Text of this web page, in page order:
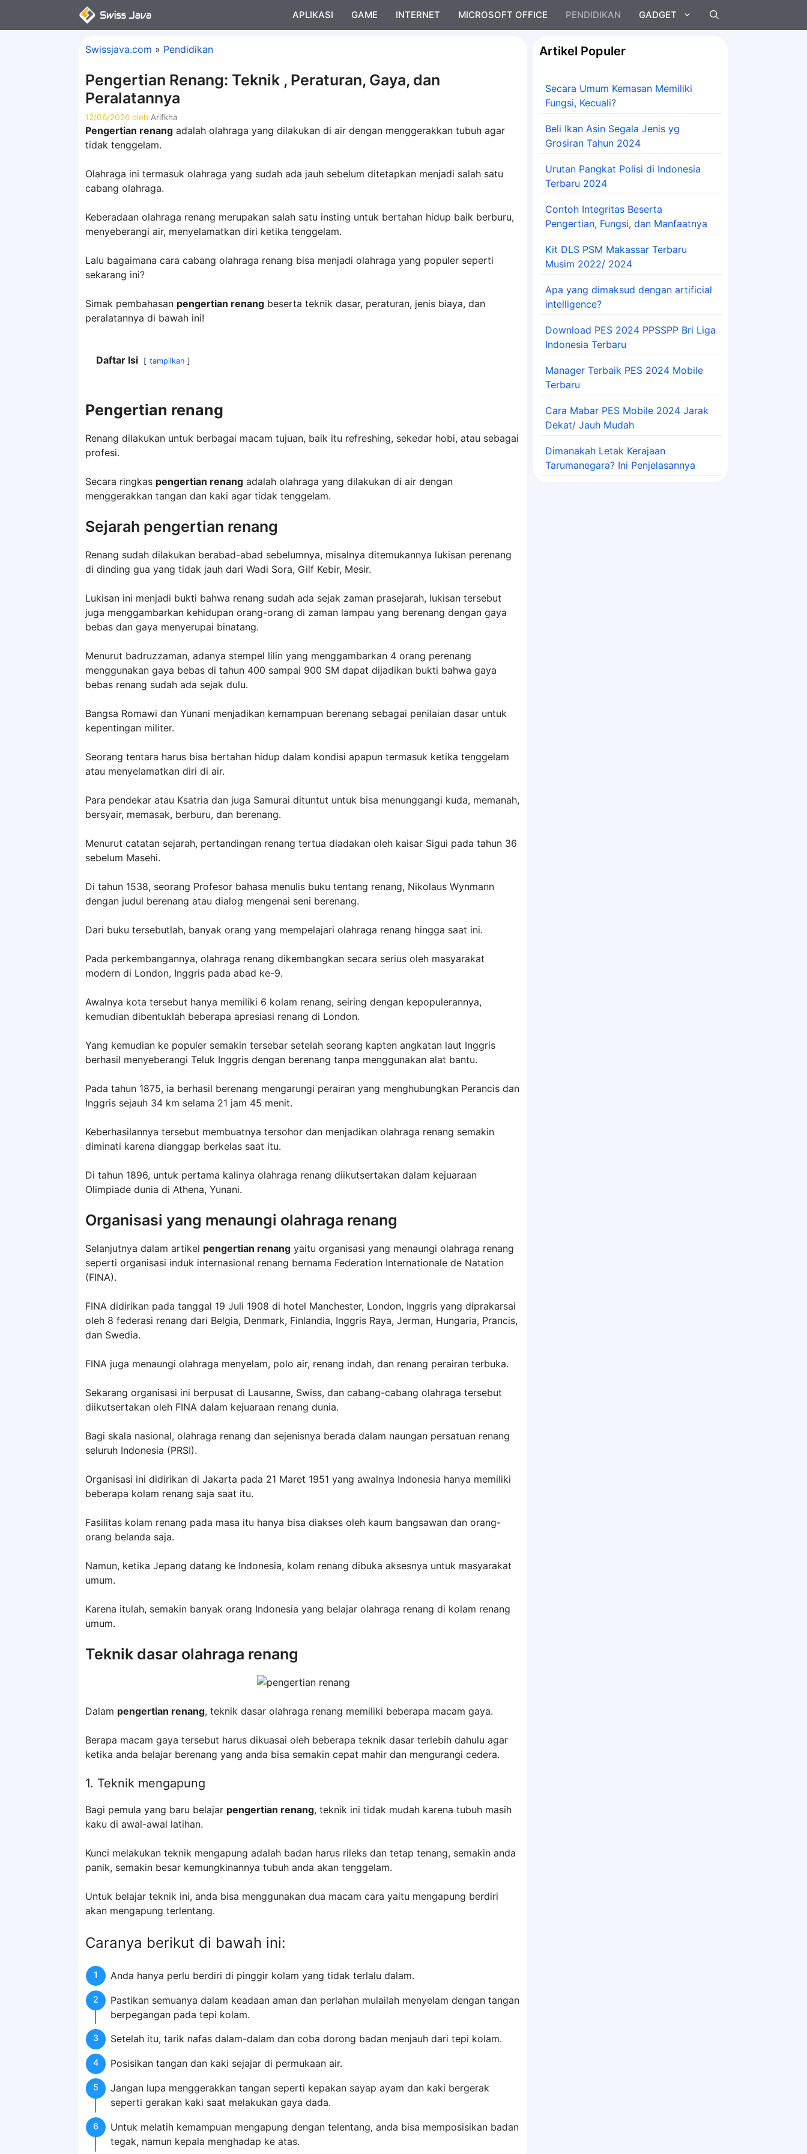
APLIKASI GAME INTERNET MICROSOFT OFFICE PENDIDIKAN GADGET
Swissjava.com » Pendidikan
Pengertian Renang: Teknik , Peraturan, Gaya, dan
Peralatannya
12/06/2026 oleh Arifkha
Pengertian renang adalah olahraga yang dilakukan di air dengan menggerakkan tubuh agar
tidak tenggelam.
Olahraga ini termasuk olahraga yang sudah ada jauh sebelum ditetapkan menjadi salah satu
cabang olahraga.
Keberadaan olahraga renang merupakan salah satu insting untuk bertahan hidup baik berburu,
menyeberangi air, menyelamatkan diri ketika tenggelam.
Lalu bagaimana cara cabang olahraga renang bisa menjadi olahraga yang populer seperti
sekarang ini?
Simak pembahasan pengertian renang beserta teknik dasar, peraturan, jenis biaya, dan
peralatannya di bawah ini!
Daftar Isi tampilkan
Pengertian renang
Renang dilakukan untuk berbagai macam tujuan, baik itu refreshing, sekedar hobi, atau sebagai
profesi.
Secara ringkas pengertian renang adalah olahraga yang dilakukan di air dengan
menggerakkan tangan dan kaki agar tidak tenggelam.
Sejarah pengertian renang
Renang sudah dilakukan berabad-abad sebelumnya, misalnya ditemukannya lukisan perenang
di dinding gua yang tidak jauh dari Wadi Sora, Gilf Kebir, Mesir.
Lukisan ini menjadi bukti bahwa renang sudah ada sejak zaman prasejarah, lukisan tersebut
juga menggambarkan kehidupan orang-orang di zaman lampau yang berenang dengan gaya
bebas dan gaya menyerupai binatang.
Menurut badruzzaman, adanya stempel lilin yang menggambarkan 4 orang perenang
menggunakan gaya bebas di tahun 400 sampai 900 SM dapat dijadikan bukti bahwa gaya
bebas renang sudah ada sejak dulu.
Bangsa Romawi dan Yunani menjadikan kemampuan berenang sebagai penilaian dasar untuk
kepentingan militer.
Seorang tentara harus bisa bertahan hidup dalam kondisi apapun termasuk ketika tenggelam
atau menyelamatkan diri di air.
Para pendekar atau Ksatria dan juga Samurai dituntut untuk bisa menunggangi kuda, memanah,
bersyair, memasak, berburu, dan berenang.
Menurut catatan sejarah, pertandingan renang tertua diadakan oleh kaisar Sigui pada tahun 36
sebelum Masehi.
Di tahun 1538, seorang Profesor bahasa menulis buku tentang renang, Nikolaus Wynmann
dengan judul berenang atau dialog mengenai seni berenang.
Dari buku tersebutlah, banyak orang yang mempelajari olahraga renang hingga saat ini.
Pada perkembangannya, olahraga renang dikembangkan secara serius oleh masyarakat
modern di London, Inggris pada abad ke-9.
Awalnya kota tersebut hanya memiliki 6 kolam renang, seiring dengan kepopulerannya,
kemudian dibentuklah beberapa apresiasi renang di London.
Yang kemudian ke populer semakin tersebar setelah seorang kapten angkatan laut Inggris
berhasil menyeberangi Teluk Inggris dengan berenang tanpa menggunakan alat bantu.
Pada tahun 1875, ia berhasil berenang mengarungi perairan yang menghubungkan Perancis dan
Inggris sejauh 34 km selama 21 jam 45 menit.
Keberhasilannya tersebut membuatnya tersohor dan menjadikan olahraga renang semakin
diminati karena dianggap berkelas saat itu.
Di tahun 1896, untuk pertama kalinya olahraga renang diikutsertakan dalam kejuaraan
Olimpiade dunia di Athena, Yunani.
Organisasi yang menaungi olahraga renang
Selanjutnya dalam artikel pengertian renang yaitu organisasi yang menaungi olahraga renang
seperti organisasi induk internasional renang bernama Federation Internationale de Natation
(FINA).
FINA didirikan pada tanggal 19 Juli 1908 di hotel Manchester, London, Inggris yang diprakarsai
oleh 8 federasi renang dari Belgia, Denmark, Finlandia, Inggris Raya, Jerman, Hungaria, Prancis,
dan Swedia.
FINA juga menaungi olahraga menyelam, polo air, renang indah, dan renang perairan terbuka.
Sekarang organisasi ini berpusat di Lausanne, Swiss, dan cabang-cabang olahraga tersebut
diikutsertakan oleh FINA dalam kejuaraan renang dunia.
Bagi skala nasional, olahraga renang dan sejenisnya berada dalam naungan persatuan renang
seluruh Indonesia (PRSI).
Organisasi ini didirikan di Jakarta pada 21 Maret 1951 yang awalnya Indonesia hanya memiliki
beberapa kolam renang saja saat itu.
Fasilitas kolam renang pada masa itu hanya bisa diakses oleh kaum bangsawan dan orang-
orang belanda saja.
Namun, ketika Jepang datang ke Indonesia, kolam renang dibuka aksesnya untuk masyarakat
umum.
Karena itulah, semakin banyak orang Indonesia yang belajar olahraga renang di kolam renang
umum.
Teknik dasar olahraga renang
Dalam pengertian renang, teknik dasar olahraga renang memiliki beberapa macam gaya.
Berapa macam gaya tersebut harus dikuasai oleh beberapa teknik dasar terlebih dahulu agar
ketika anda belajar berenang yang anda bisa semakin cepat mahir dan mengurangi cedera.
1. Teknik mengapung
Bagi pemula yang baru belajar pengertian renang, teknik ini tidak mudah karena tubuh masih
kaku di awal-awal latihan.
Kunci melakukan teknik mengapung adalah badan harus rileks dan tetap tenang, semakin anda
panik, semakin besar kemungkinannya tubuh anda akan tenggelam.
Untuk belajar teknik ini, anda bisa menggunakan dua macam cara yaitu mengapung berdiri
akan mengapung terlentang.
Caranya berikut di bawah ini:
Anda hanya perlu berdiri di pinggir kolam yang tidak terlalu dalam.
Pastikan semuanya dalam keadaan aman dan perlahan mulailah menyelam dengan tangan
berpegangan pada tepi kolam.
Setelah itu, tarik nafas dalam-dalam dan coba dorong badan menjauh dari tepi kolam.
Posisikan tangan dan kaki sejajar di permukaan air.
Jangan lupa menggerakkan tangan seperti kepakan sayap ayam dan kaki bergerak
seperti gerakan kaki saat melakukan gaya dada.
Untuk melatih kemampuan mengapung dengan telentang, anda bisa memposisikan badan
tegak, namun kepala menghadap ke atas.
Artikel Populer
Secara Umum Kemasan Memiliki
Fungsi, Kecuali?
Beli Ikan Asin Segala Jenis yg
Grosiran Tahun 2024
Urutan Pangkat Polisi di Indonesia
Terbaru 2024
Contoh Integritas Beserta
Pengertian, Fungsi, dan Manfaatnya
Kit DLS PSM Makassar Terbaru
Musim 2022/ 2024
Apa yang dimaksud dengan artificial
intelligence?
Download PES 2024 PPSSPP Bri Liga
Indonesia Terbaru
Manager Terbaik PES 2024 Mobile
Terbaru
Cara Mabar PES Mobile 2024 Jarak
Dekat/ Jauh Mudah
Dimanakah Letak Kerajaan
Tarumanegara? Ini Penjelasannya